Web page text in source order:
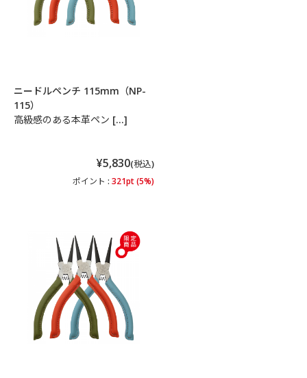
ニードルペンチ 115mm（NP-
115）
高級感のある本革ペン […]
¥5,830(税込)
ポイント : 321pt (5%)